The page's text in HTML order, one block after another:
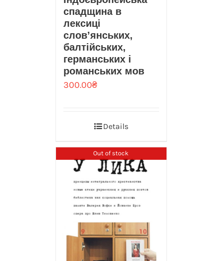
спадщина в
лексиці
слов’янських,
балтійських,
германських і
романських мов
300.00₴
Details
Out of stock